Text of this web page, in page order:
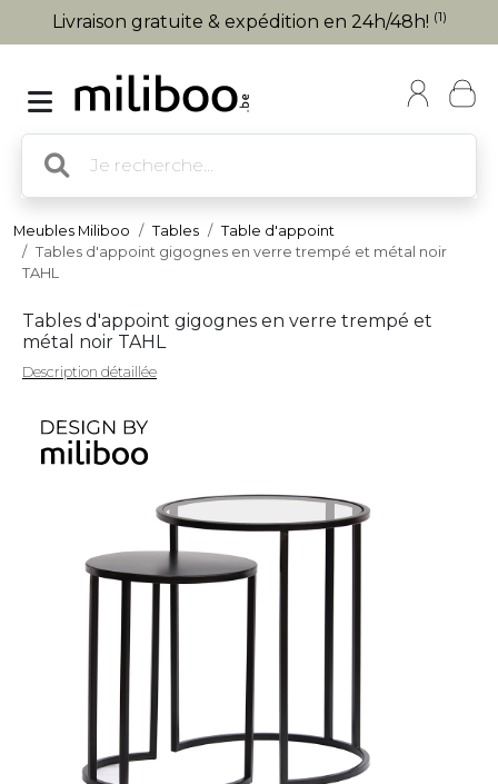
Livraison gratuite & expédition en 24h/48h! (1)
Meubles Miliboo Tables
Table d'appoint
Tables d'appoint gigognes en verre trempé et métal noir
TAHL
Tables d'appoint gigognes en verre trempé et
métal noir TAHL
Description détaillée